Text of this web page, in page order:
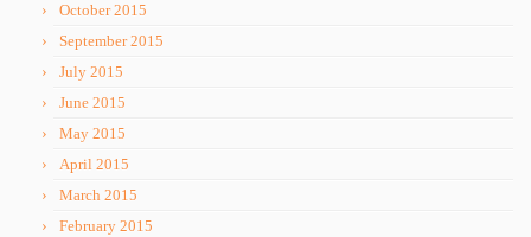
October 2015
September 2015
July 2015
June 2015
May 2015
April 2015
March 2015
February 2015